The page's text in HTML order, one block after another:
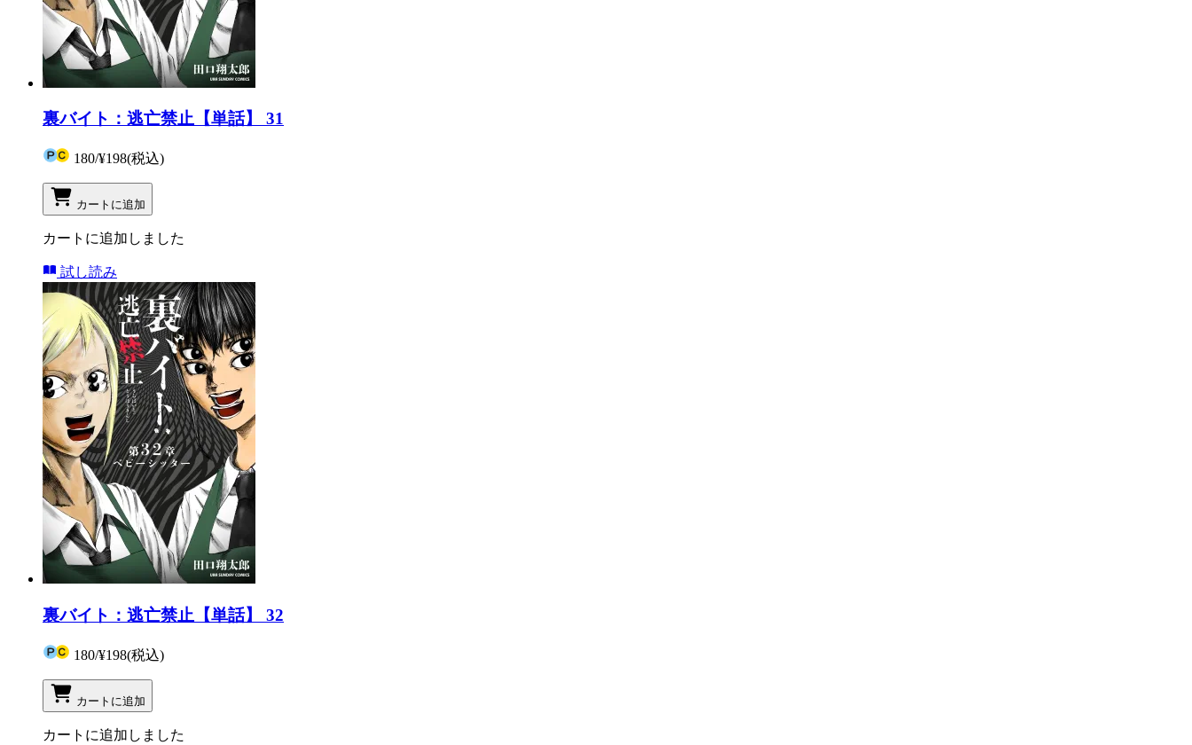
裏バイト：逃亡禁止【単話】 31
180/¥198(税込)
カートに追加
カートに追加しました
試し読み
裏バイト：逃亡禁止【単話】 32
180/¥198(税込)
カートに追加
カートに追加しました